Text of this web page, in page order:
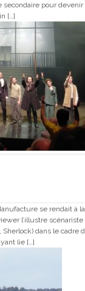
secondaire pour
[…]
se rendait à
l’illustre
Sherlock) dans le cadre
lie […]